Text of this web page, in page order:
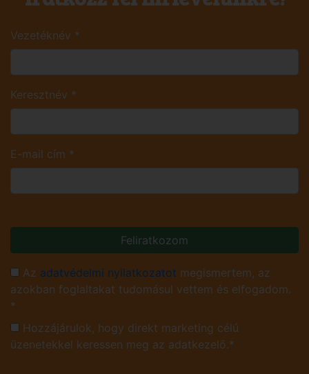
Vezetéknév *
Keresztnév *
E-mail cím *
Feliratkozom
Az adatvédelmi nyilatkozatot megismertem, az
azokban foglaltakat tudomásul vettem és elfogadom.
*
Hozzájárulok, hogy direkt marketing célú
üzenetekkel keressen meg az adatkezelő.*